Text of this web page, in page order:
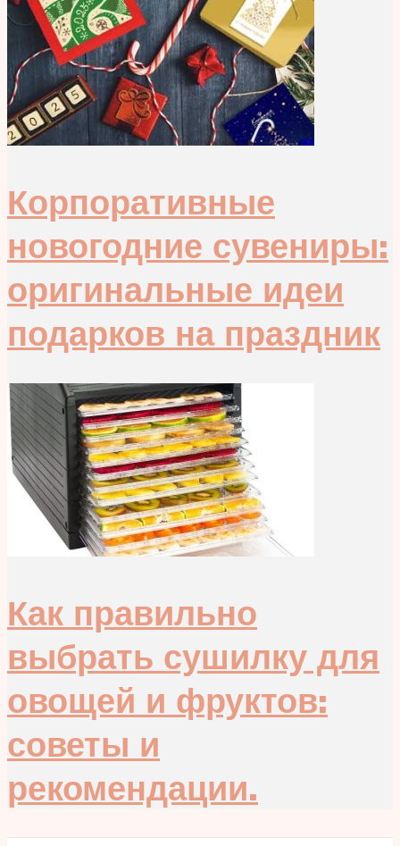
Корпоративные
новогодние сувениры:
оригинальные идеи
подарков на праздник
Как правильно
выбрать сушилку для
овощей и фруктов:
советы и
рекомендации.